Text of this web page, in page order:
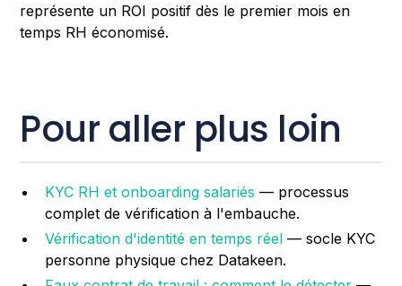
représente un ROI positif dès le premier mois en
temps RH économisé.
Pour aller plus loin
KYC RH et onboarding salariés — processus
complet de vérification à l'embauche.
Vérification d'identité en temps réel — socle KYC
personne physique chez Datakeen.